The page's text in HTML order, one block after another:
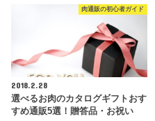
肉通販の初心者ガイド
2018.2.28
選べるお肉のカタログギフトおす
すめ通販5選！贈答品・お祝い